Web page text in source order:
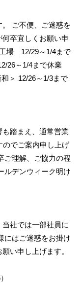
ご不便、ご迷惑を
卒宜しくお願い申
場 12/29～1/4まで
26～1/4まで休業
＞ 12/26～1/3まで
も踏まえ、通常営業
のでご案内申し上げ
ご理解、ご協力の程
ルデンウィーク明け
社では一部社員に
にはご迷惑をお掛け
い申し上げます。